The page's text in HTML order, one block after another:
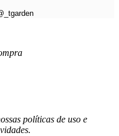
políticas de uso e